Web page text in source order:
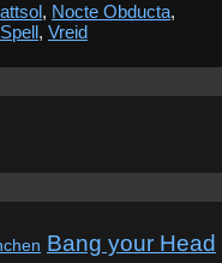
, Nocte Obducta,
, Vreid
Bang your Head